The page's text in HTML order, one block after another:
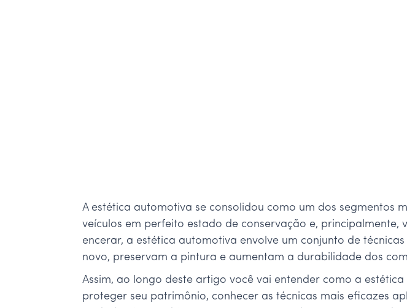
A estética automotiva se consolidou como um dos segmentos
veículos em perfeito estado de conservação e,
encerar, a estética automotiva envolve um conjunto de
novo, preservam a pintura e aumentam a durabilidade dos
Assim, ao longo deste artigo você vai entender como a
proteger seu patrimônio, conhecer as técnicas mais eficazes